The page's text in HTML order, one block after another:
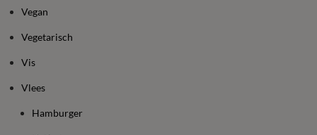
Vegan
Vegetarisch
Vis
Vlees
Hamburger